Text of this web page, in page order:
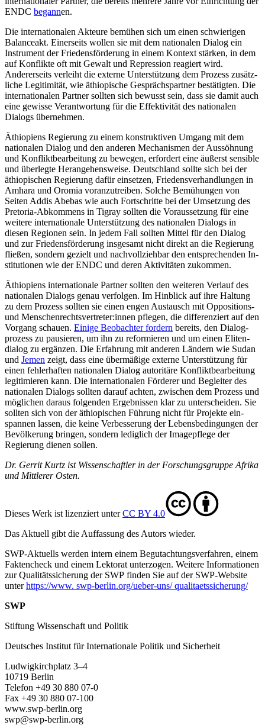
ENDC begannen.
Die internationalen Akteure bemühen sich um einen schwierigen
Balanceakt. Einerseits wollen sie mit dem nationalen Dialog ein
Instrument der Friedensförderung in einem Kontext stärken, in dem
auf Konflikte oft mit Gewalt und Repression reagiert wird.
Andererseits verleiht die ex­terne Unterstützung dem Prozess zusätz­
liche Legitimität, wie äthiopische Gesprächs­partner bestätigten. Die
internationalen Partner sollten sich bewusst sein, dass sie damit auch
eine gewisse Verantwortung für die Effektivität des nationalen
Dialogs über­nehmen.
Äthiopiens Regierung zu einem konstruk­tiven Umgang mit dem
nationalen Dialog und den anderen Mechanismen der Aus­söhnung
und Konfliktbearbeitung zu be­wegen, erfordert eine äußerst sensible
und überlegte Herangehensweise. Deutschland sollte sich bei der
äthiopischen Regie­rung dafür einsetzen, Friedensverhandlungen in
Amhara und Oromia voranzutreiben. Solche Bemühungen von
Seiten Addis Abebas wie auch Fortschritte bei der Um­setzung des
Pretoria-Abkom­mens in Tigray sollten die Voraussetzung für eine
weitere internationale Unterstützung des nationalen Dialogs in
diesen Regionen sein. In jedem Fall soll­ten Mittel für den Dialog
und zur Friedens­förde­rung insgesamt nicht direkt an die Regierung
fließen, sondern gezielt und nachvollziehbar den entsprechenden In­
stitutionen wie der ENDC und deren Akti­vitäten zukommen.
Äthiopiens internationale Partner sollten den weiteren Verlauf des
nationalen Dia­logs genau verfolgen. Im Hinblick auf ihre Haltung
zu dem Prozess sollten sie einen engen Aus­tausch mit Oppositions-
und Menschenrechtsvertreter:innen pflegen, die differen­ziert auf den
Vorgang schauen. Einige Beobachter fordern bereits, den Dia­log­
prozess zu pausieren, um ihn zu refor­mieren und um einen Eliten­
dialog zu er­gänzen. Die Erfahrung mit anderen Län­dern wie Sudan
und Jemen zeigt, dass eine übermäßige externe Unterstützung für
einen fehlerhaften nationalen Dialog auto­ritäre Konfliktbearbeitung
legitimieren kann. Die internationalen Förderer und Begleiter des
nationalen Dialogs sollten darauf achten, zwischen dem Prozess und
möglichen dar­aus folgenden Ergebnissen klar zu unter­scheiden. Sie
sollten sich von der äthiopischen Führung nicht für Pro­jekte ein­
spannen lassen, die keine Ver­besserung der Lebensbedingungen der
Bevölkerung bringen, sondern lediglich der Imagepflege der
Regierung dienen sollen.
Dr. Gerrit Kurtz ist Wissenschaftler in der Forschungsgruppe Afrika
und Mittlerer Osten.
Dieses Werk ist lizenziert unterCC BY 4.0
Das Aktuell gibt die Auf­fassung des Autors wieder.
SWP-Aktuells werden intern einem Begutachtungsverfah­ren, einem
Faktencheck und einem Lektorat unterzogen. Weitere Informationen
zur Qualitätssicherung der SWP finden Sie auf der SWP-Website
unterhttps://www. swp-berlin.org/ueber-uns/ qualitaetssicherung/
SWP
Stiftung Wissenschaft und Politik
Deutsches Institut für Internationale Politik und Sicherheit
Ludwigkirchplatz 3–4
10719 Berlin
Telefon +49 30 880 07-0
Fax +49 30 880 07-100
www.swp-berlin.org
swp@swp-berlin.org